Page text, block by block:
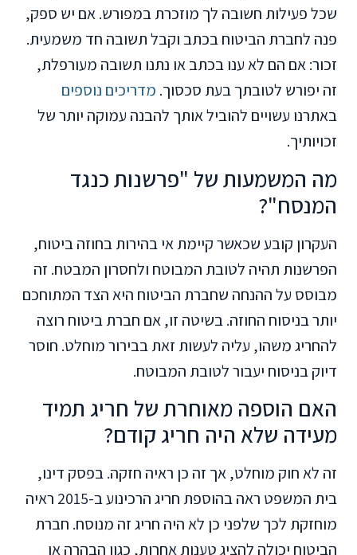
שכל פעילות חשובה לך מוזכרת במפורש. אם יש ספק,
פנה לחברת הביטוח בכתב וקבל תשובה חד משמעית.
זכור: אם הם לא ענו בכתב או נתנו תשובה מעורפלת,
זה יפורש לטובתך בעת סכסוך. מדריכים נוספים
באתרנו עשויים להוביל אותך להבנה עמוקה יותר של
זכויותיך.
מה המשמעות של "פרשנות כנגד
המנסח"?
העקרון קובע שכאשר קיימת אי בהירות בחוזה ביטוח,
הפרשנות תהיה לטובת המבוטח ולחסרון המבטח. זה
מבוסס על ההנחה שחברת הביטוח היא הצד המתוחכם
יותר בניסוח החוזה. בשיטה זו, אם חברת ביטוח רוצה
להחריג משהו, עליה לעשות זאת בבירור מוחלט. חוסר
דיוק בניסוח יעבור לטובת המבוטח.
האם הוספה מאוחרת של חריג תמיד
מעידה שלא היה חריג קודם?
זה לא חוק מוחלט, אך זה כן ראיה חזקה. בפסק דינו,
בית המשפט ראה בהוספת חריג הרכינוע ב-2015 ראיה
מוחזקת לכך שלפני כן לא היה חריג זה מנוסח. חברת
הביטוח יכולה להציג טענות אחרות, כגון הבהרה או